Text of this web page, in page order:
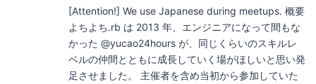
[Attention!] We use Japanese during meetups. 概要
よちよち.rb は 2013 年、エンジニアになって間もな
かった @yucao24hours が、同じくらいのスキルレ
ベルの仲間とともに成長していく場がほしいと思い発
足させました。 主催者を含め当初から参加していた